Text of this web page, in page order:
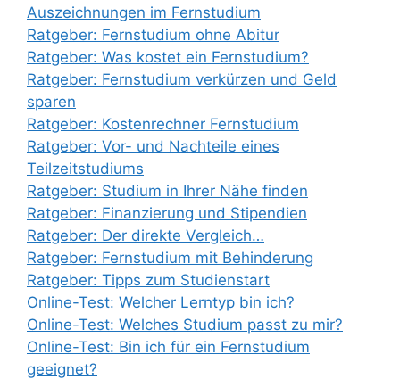
Auszeichnungen im Fernstudium
Ratgeber: Fernstudium ohne Abitur
Ratgeber: Was kostet ein Fernstudium?
Ratgeber: Fernstudium verkürzen und Geld
sparen
Ratgeber: Kostenrechner Fernstudium
Ratgeber: Vor- und Nachteile eines
Teilzeitstudiums
Ratgeber: Studium in Ihrer Nähe finden
Ratgeber: Finanzierung und Stipendien
Ratgeber: Der direkte Vergleich…
Ratgeber: Fernstudium mit Behinderung
Ratgeber: Tipps zum Studienstart
Online-Test: Welcher Lerntyp bin ich?
Online-Test: Welches Studium passt zu mir?
Online-Test: Bin ich für ein Fernstudium
geeignet?